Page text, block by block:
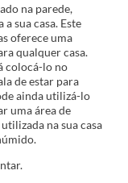
na parede,
sua casa. Este
oferece uma
qualquer casa.
colocá-lo no
de estar para
ainda utilizá-lo
uma área de
na sua casa